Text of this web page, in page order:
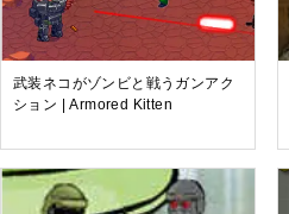
武装ネコがゾンビと戦うガンアク
ション | Armored Kitten